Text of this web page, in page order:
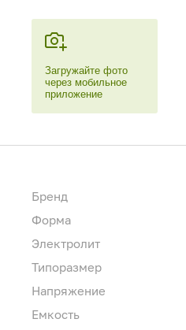
Загружайте фото
через мобильное
приложение
Бренд
Форма
Электролит
Типоразмер
Напряжение
Емкость